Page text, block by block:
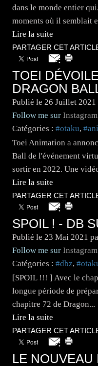
dans le monde entier
moments où il semblait
Lire la suite
PARTAGER CET
TOEI
DRAGON
Publié le 26 Juillet 2021
Follow me sur Instagram
Catégories : #otaku,
Toei Animation a
Ball de l'événement
sortir en 2022. Une
Lire la suite
PARTAGER CET
SPOIL ! - DB
Publié le 23 Mai 2021
Follow me sur Instagram
Catégories : #dbz,
[SPOIL !!! ] Avec le
longue période de
chapitre 72 de Dragon...
Lire la suite
PARTAGER CET
LE NOUVEAU